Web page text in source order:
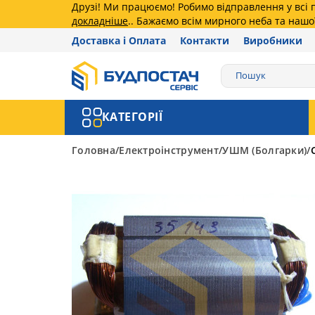
Друзі! Ми працюємо! Робимо відправлення у
докладніше.. Бажаємо всім мирного неба та
Доставка і Оплата
Контакти Виробники
КАТЕГОРІЇ
Головна Електроінструмент УШМ (Болгарки)